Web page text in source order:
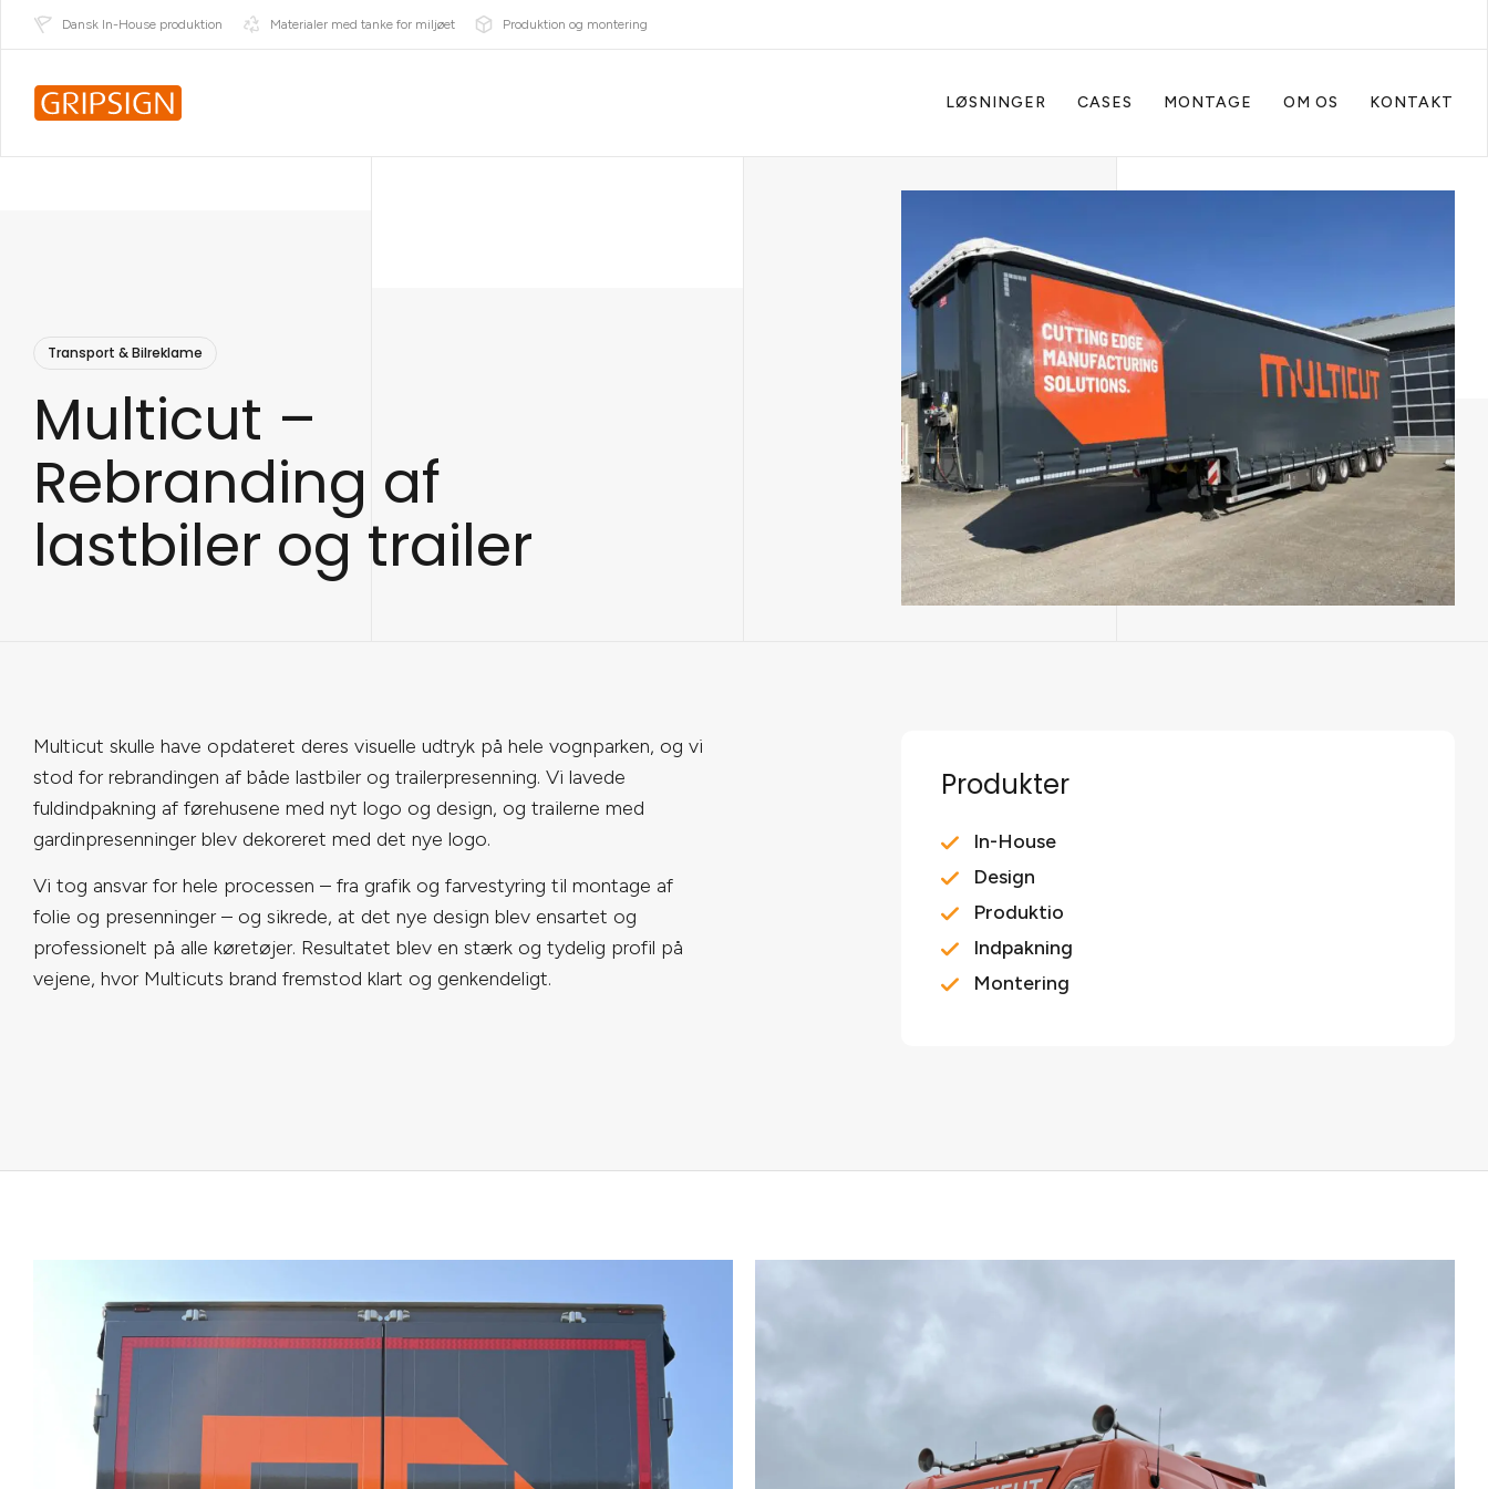
Dansk In-House produktion Materialer med tanke for miljøet Produktion og montering
LØSNINGER CASES MONTAGE OM OS KONTAKT
Transport & Bilreklame
Multicut –
Rebranding af
lastbiler og trailer
Multicut skulle have opdateret deres visuelle udtryk på hele vognparken, og vi
stod for rebrandingen af både lastbiler og trailerpresenning. Vi lavede
fuldindpakning af førehusene med nyt logo og design, og trailerne med
gardinpresenninger blev dekoreret med det nye logo.
Vi tog ansvar for hele processen – fra grafik og farvestyring til montage af
folie og presenninger – og sikrede, at det nye design blev ensartet og
professionelt på alle køretøjer. Resultatet blev en stærk og tydelig profil på
vejene, hvor Multicuts brand fremstod klart og genkendeligt.
Produkter
In-House
Design
Produktio
Indpakning
Montering